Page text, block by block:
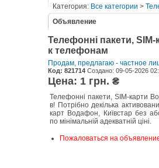
Категория: Все категории >
Объявление
Телефонні пакети,
к телефонам
Продам, предлагаю - частное
Код: 821714 Создано: 09-05-2026
Цена: 1 грн. ₴
Телефонні пакети, SIM-карти
в! Потрібно декілька
карт Водафон, Київстар без
по мінімальній адекватній ціні.
Пожаловаться на